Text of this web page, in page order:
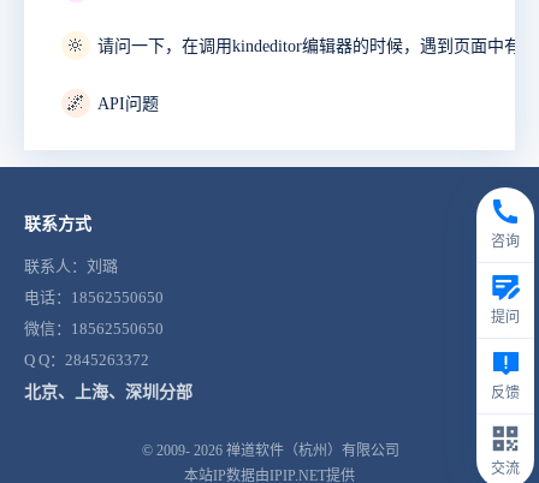
🔆
🌌 API问题
联系方式
联系人：刘璐
电话：18562550650
微信：18562550650
Q Q：2845263372
北京、上海、深圳分部
© 2009- 2026 禅道软件（杭州）有限公司
本站IP数据由IPIP.NET提供
咨询
提问
反馈
交流